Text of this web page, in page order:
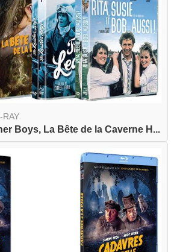
RAY
Boys, La Bête de la Caverne H...